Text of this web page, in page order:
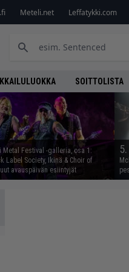
Meteli.net Leffatykki.com
SOITTOLISTA
Metal Festival -galleria, osa 1:
Label Society, Ikinä & Choir of
avauspäivän esiintyjät
5.